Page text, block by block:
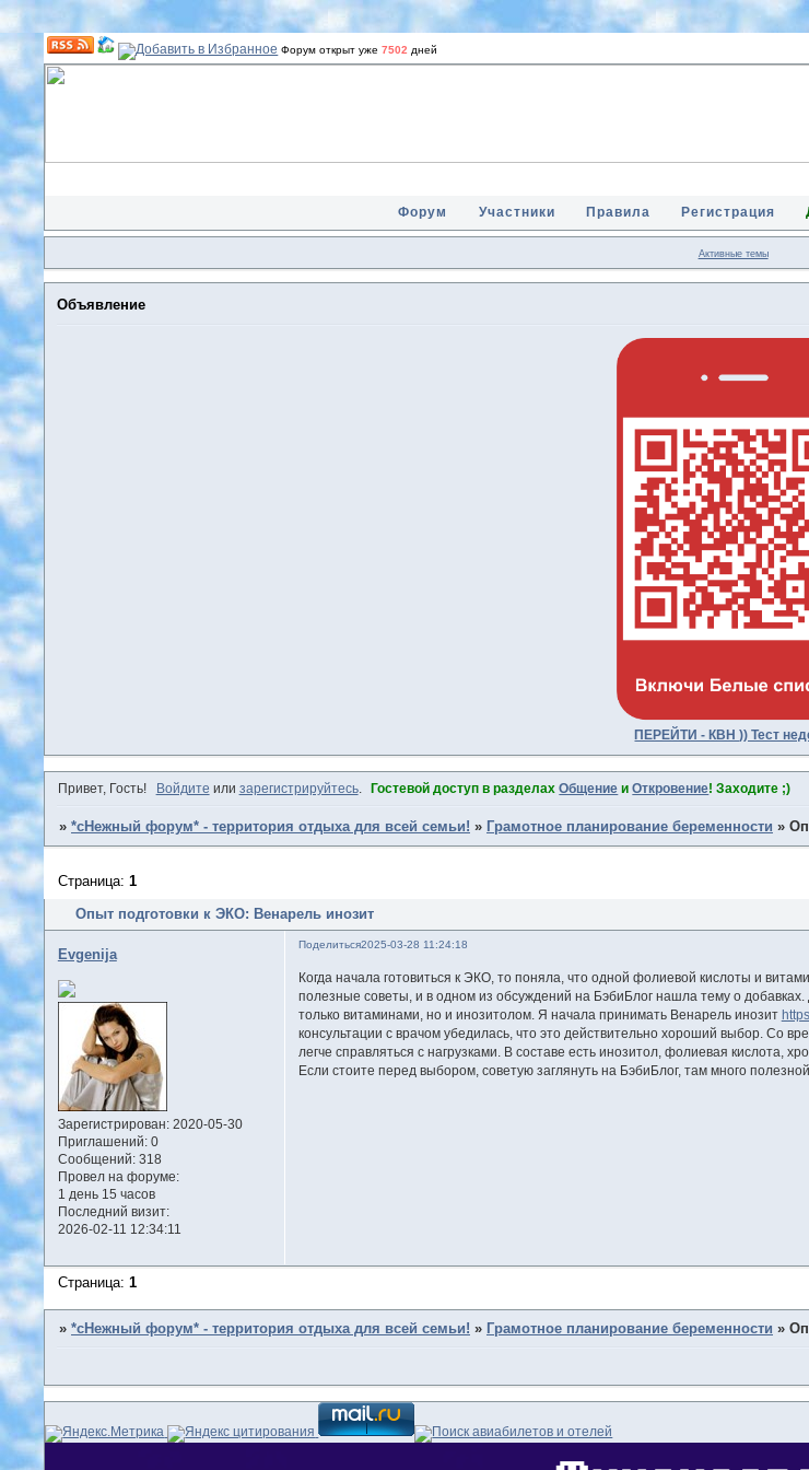
Форум открыт уже7502 дней
Форум Участники Правила Регистрация
Активные темы
Объявление
ПЕРЕЙТИ - КВН )) Тест
Привет, Гость! Войдите или зарегистрируйтесь. Гостевой доступ в разделахОбщение иОткровение! Заходите ;)
» *сНежный форум* - территория отдыха для всей семьи! » Грамотное планирование беременности »
Опыт подготовки к ЭКО: Венарель инозит
Страница: 1
Поделиться2025-03-28 11:24:18
Evgenija
Зарегистрирован: 2020-05-30
Приглашений:0
Сообщений:318
Провел на форуме:
1 день 15 часов
Последний визит:
2026-02-11 12:34:11
Когда начала готовиться к ЭКО, то поняла, что одной фолиевой кислоты и
полезные советы, и в одном из обсуждений на БэбиБлог нашла тему о
только витаминами, но и инозитолом. Я начала принимать Венарель инозит
консультации с врачом убедилась, что это действительно хороший выбор. Со
легче справляться с нагрузками. В составе есть инозитол, фолиевая кислота,
Если стоите перед выбором, советую заглянуть на БэбиБлог, там много
Страница: 1
» *сНежный форум* - территория отдыха для всей семьи! » Грамотное планирование беременности »